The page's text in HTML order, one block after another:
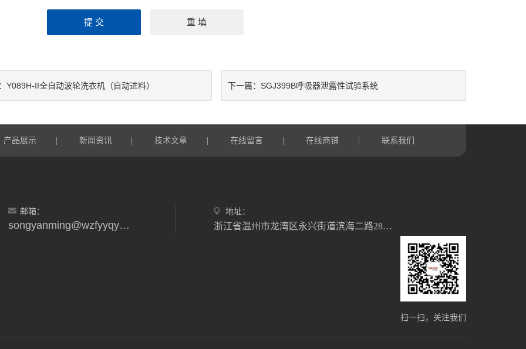
Y089H-II全自动波轮洗衣机（自动进料） 下一篇： SGJ399B呼吸器泄露性试验系统
产品展示 新闻资讯 技术文章 在线留言 在线商铺 联系我们
邮箱：
songyanming@wzfyyqyxgs.wecom.work
地址：
浙江省温州市龙湾区永兴街道滨海二路28号5幢2单元
扫一扫，关注我们